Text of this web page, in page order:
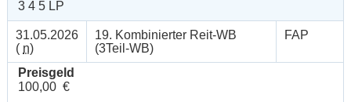
3 4 5 LP
31.05.2026
( n)
19. Kombinierter Reit-WB
(3Teil-WB)
FAP
Preisgeld
100,00 €